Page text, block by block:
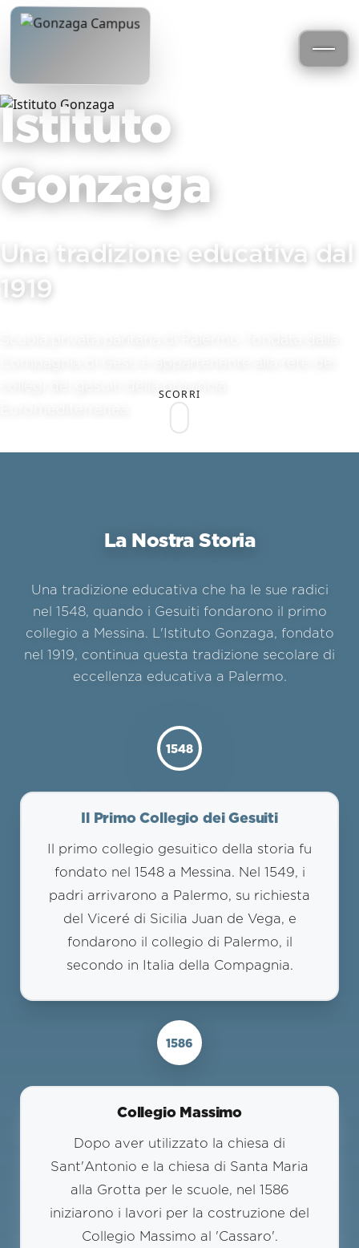
Istituto
Gonzaga
Una tradizione educativa dal
1919
SCORRI
La Nostra Storia
Una tradizione educativa che ha le sue radici
nel 1548, quando i Gesuiti fondarono il primo
collegio a Messina. L'Istituto Gonzaga, fondato
nel 1919, continua questa tradizione secolare di
eccellenza educativa a Palermo.
1548
Il Primo Collegio dei Gesuiti
Il primo collegio gesuitico della storia fu
fondato nel 1548 a Messina. Nel 1549, i
padri arrivarono a Palermo, su richiesta
del Viceré di Sicilia Juan de Vega, e
fondarono il collegio di Palermo, il
secondo in Italia della Compagnia.
1586
Collegio Massimo
Dopo aver utilizzato la chiesa di
Sant'Antonio e la chiesa di Santa Maria
alla Grotta per le scuole, nel 1586
iniziarono i lavori per la costruzione del
Collegio Massimo al 'Cassaro'.